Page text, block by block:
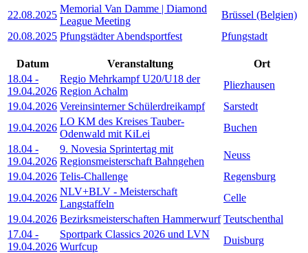
22.08.2025
Memorial Van Damme | Diamond
League Meeting
Brüssel (Belgien)
20.08.2025 Pfungstädter Abendsportfest Pfungstadt
Datum Veranstaltung
Ort
18.04 -
19.04.2026
Regio Mehrkampf U20/U18 der
Region Achalm
Pliezhausen
19.04.2026 Vereinsinterner Schülerdreikampf
Sarstedt
19.04.2026
LO KM des Kreises Tauber-
Odenwald mit KiLei
Buchen
18.04 -
19.04.2026
9. Novesia Sprintertag mit
Regionsmeisterschaft Bahngehen
Neuss
19.04.2026 Telis-Challenge
Regensburg
19.04.2026
NLV+BLV - Meisterschaft
Langstaffeln
Celle
19.04.2026 Bezirksmeisterschaften Hammerwurf Teutschenthal
17.04 -
19.04.2026
Sportpark Classics 2026 und LVN
Wurfcup
Duisburg